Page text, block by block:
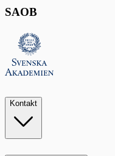
SAOB
Kontakt